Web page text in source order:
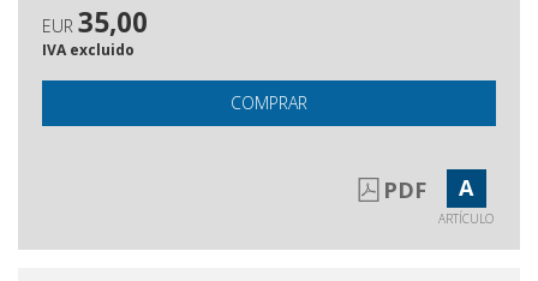
EUR 35,00
IVA excluido
COMPRAR
PDF A
ARTÍCULO